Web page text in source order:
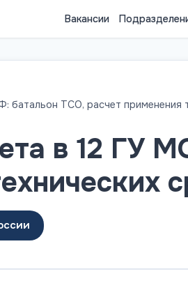
Вакансии
ТСО, расчет применения
в 12 ГУ